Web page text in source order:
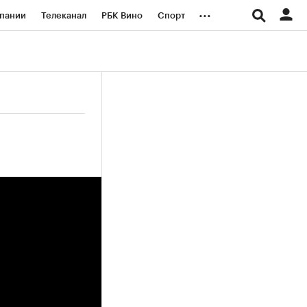
Телеканал РБК Вино Спорт ...